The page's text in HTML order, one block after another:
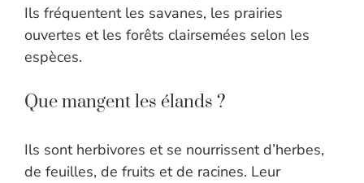
Ils fréquentent les savanes, les prairies
ouvertes et les forêts clairsemées selon les
espèces.
Que mangent les élands ?
Ils sont herbivores et se nourrissent d’herbes,
de feuilles, de fruits et de racines. Leur